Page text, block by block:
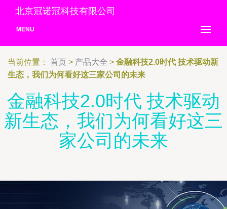
北京冠诺冠科技有限公司
MENU
当前位置： 首页 > 产品大全 > 金融科技2.0时代 技术驱动新
生态，我们为何看好这三家公司的未来
金融科技2.0时代 技术驱动
新生态，我们为何看好这三
家公司的未来